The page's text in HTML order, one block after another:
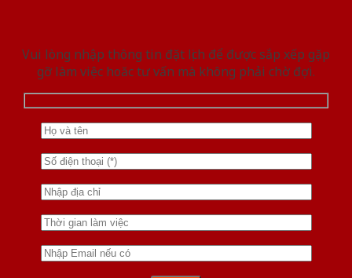
Vui lòng nhập thông tin đặt lịch để được sắp xếp gặp
gỡ làm việc hoăc tư vấn mà không phải chờ đợi.